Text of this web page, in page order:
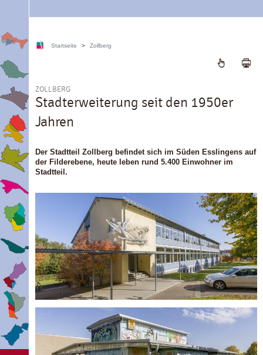
Startseite > Zollberg
ZOLLBERG
Stadterweiterung seit den 1950er
Jahren
Der Stadtteil Zollberg befindet sich im Süden Esslingens auf
der Filderebene, heute leben rund 5.400 Einwohner im
Stadtteil.